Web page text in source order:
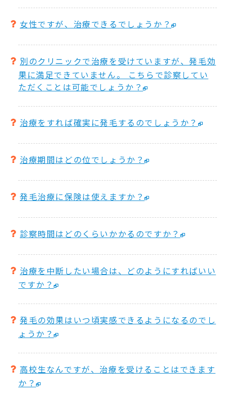
女性ですが、治療できるでしょうか？
別のクリニックで治療を受けていますが、発毛効
果に満足できていません。 こちらで診察してい
ただくことは可能でしょうか？
治療をすれば確実に発毛するのでしょうか？
治療期間はどの位でしょうか？
発毛治療に保険は使えますか？
診察時間はどのくらいかかるのですか？
治療を中断したい場合は、どのようにすればいい
ですか？
発毛の効果はいつ頃実感できるようになるのでし
ょうか？
高校生なんですが、治療を受けることはできます
か？